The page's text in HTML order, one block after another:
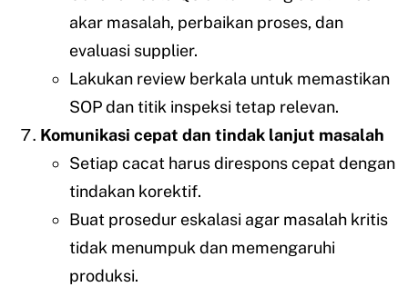
akar masalah, perbaikan proses, dan
evaluasi supplier.
Lakukan review berkala untuk memastikan
SOP dan titik inspeksi tetap relevan.
Komunikasi cepat dan tindak lanjut masalah
Setiap cacat harus direspons cepat dengan
tindakan korektif.
Buat prosedur eskalasi agar masalah kritis
tidak menumpuk dan memengaruhi
produksi.